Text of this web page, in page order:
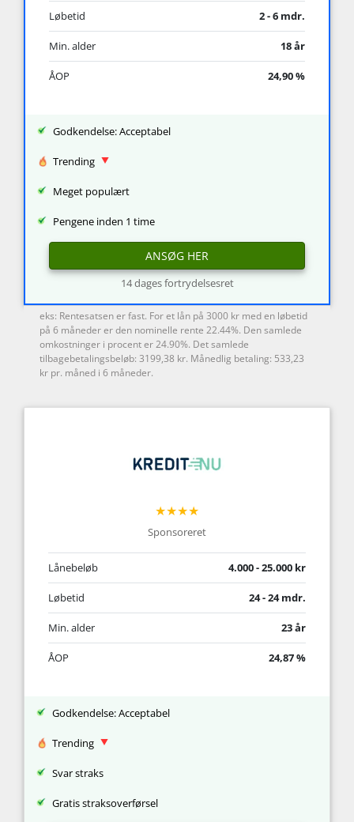
Løbetid 2 - 6 mdr.
Min. alder 18 år
ÅOP 24,90 %
Godkendelse: Acceptabel
Trending
Meget populært
Pengene inden 1 time
ANSØG HER
14 dages fortrydelsesret
eks: Rentesatsen er fast. For et lån på 3000 kr med en løbetid
på 6 måneder er den nominelle rente 22.44%. Den samlede
omkostninger i procent er 24.90%. Det samlede
tilbagebetalingsbeløb: 3199,38 kr. Månedlig betaling: 533,23
kr pr. måned i 6 måneder.
★★★★
Sponsoreret
Lånebeløb 4.000 - 25.000 kr
Løbetid 24 - 24 mdr.
Min. alder 23 år
ÅOP 24,87 %
Godkendelse: Acceptabel
Trending
Svar straks
Gratis straksoverførsel